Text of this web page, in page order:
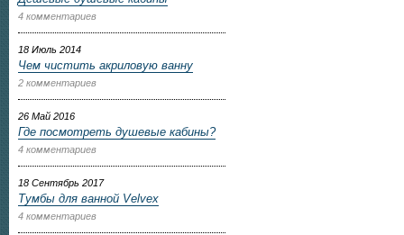
4 комментариев
18 Июль 2014
Чем чистить акриловую ванну
2 комментариев
26 Май 2016
Где посмотреть душевые кабины?
4 комментариев
18 Сентябрь 2017
Тумбы для ванной Velvex
4 комментариев